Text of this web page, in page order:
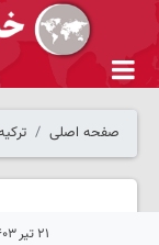
صفحه اصلی
۲۱ تیر ۱۴۰۳ - ۲۳:۳۸